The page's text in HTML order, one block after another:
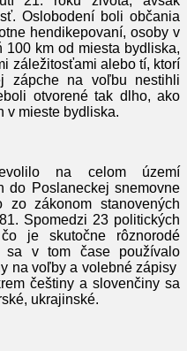
Oslobodení boli občania
hendikepovaní, osoby v
100 km od miesta bydliska,
záležitosťami alebo tí, ktorí
zápche na voľbu nestihli
otvorené tak dlho, ako
v mieste bydliska.
na celom území
do Poslaneckej snemovne
zo zákonom stanovených
Spomedzi 23 politických
je skutočne rôznorodé
sa v tom čase používalo
na voľby a volebné zápisy
češtiny a slovenčiny sa
ukrajinské.